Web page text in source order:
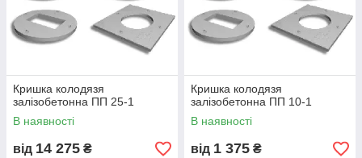
Марка
плити
Діаметр
, мм
Товщин
а, мм
Отвір
під люк
Призна
чення
ПП 10
100–120 є/немає
кільця
ПП 12
1200 є/немає 180–300
КС-12
ПП 15
є/немає 350–550
Кришка колодязя
залізобетонна ПП 25-1
В наявності
від 14 275 ₴
Кришка колодязя
залізобетонна ПП 10-1
В наявності
від 1 375 ₴